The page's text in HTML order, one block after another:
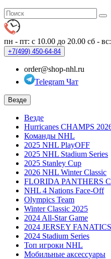
пн - пт: с 10.00 до 20.00 сб -
+7(499) 450-64-84
order@shop-nhl.ru
Telegram Чат
Везде
Везде
Hurricanes CHAMPS
Команды NHL
2025 NHL PlayOFF
2025 NHL Stadium Series
2025 Stanley Cup
2026 NHL Winter Classic
FLORIDA PANTHERS
NHL 4 Nations Face-Off
Olympics Team
Winter Classic 2025
2024 All-Star Game
2024 JERSEY FANATICS
2024 Stadium Series
Топ игроки NHL
Мобильные аксессуары